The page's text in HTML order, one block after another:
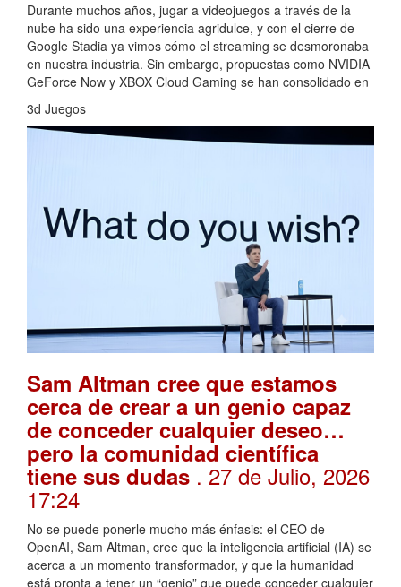
Durante muchos años, jugar a videojuegos a través de la
nube ha sido una experiencia agridulce, y con el cierre de
Google Stadia ya vimos cómo el streaming se desmoronaba
en nuestra industria. Sin embargo, propuestas como NVIDIA
GeForce Now y XBOX Cloud Gaming se han consolidado en
3d Juegos
Sam Altman cree que estamos
cerca de crear a un genio capaz
de conceder cualquier deseo…
pero la comunidad científica
tiene sus dudas . 27 de Julio, 2026
17:24
No se puede ponerle mucho más énfasis: el CEO de
OpenAI, Sam Altman, cree que la inteligencia artificial (IA) se
acerca a un momento transformador, y que la humanidad
está pronta a tener un “genio” que puede conceder cualquier